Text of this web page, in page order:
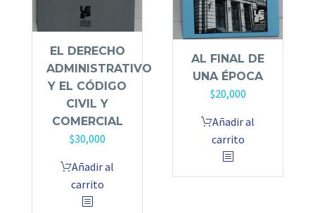
EL DERECHO
ADMINISTRATIVO
Y EL CÓDIGO
CIVIL Y
COMERCIAL
$30,000
Añadir al
carrito
AL FINAL DE
UNA ÉPOCA
$20,000
Añadir al
carrito